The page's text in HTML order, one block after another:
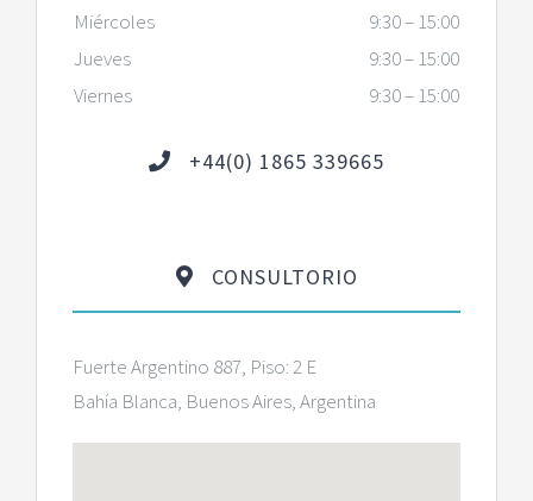
Miércoles
9:30 – 15:00
Jueves
9:30 – 15:00
Viernes
9:30 – 15:00
+44(0) 1865 339665
CONSULTORIO
Fuerte Argentino 887, Piso: 2 E
Bahía Blanca, Buenos Aires, Argentina